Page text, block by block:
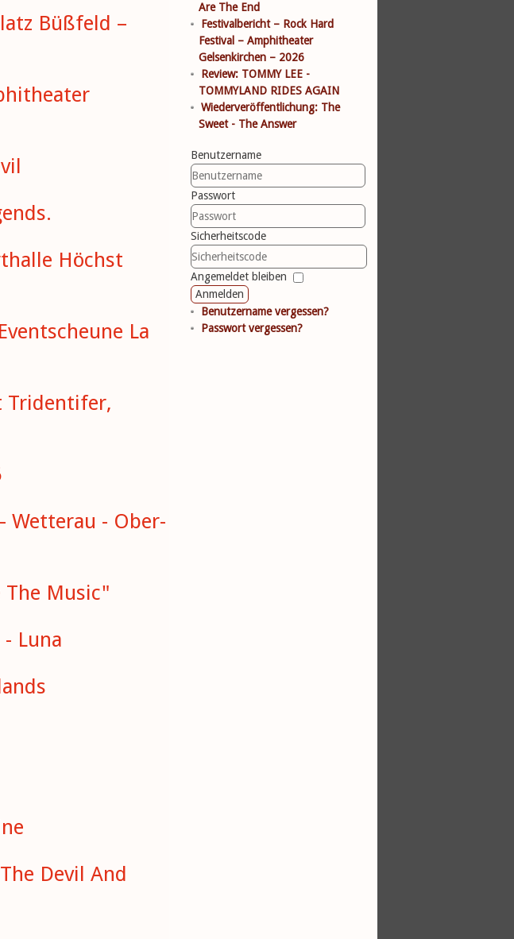
Büßfeld –
Höchst
La
Tridentifer,
Wetterau - Ober-
The Music"
Luna
Devil And
Are The End
Festivalbericht – Rock Hard
Festival – Amphitheater
Gelsenkirchen – 2026
Review: TOMMY LEE -
TOMMYLAND RIDES AGAIN
Wiederveröffentlichung: The
Sweet - The Answer
Benutzername
Passwort
Sicherheitscode
Angemeldet bleiben
Anmelden
Benutzername vergessen?
Passwort vergessen?